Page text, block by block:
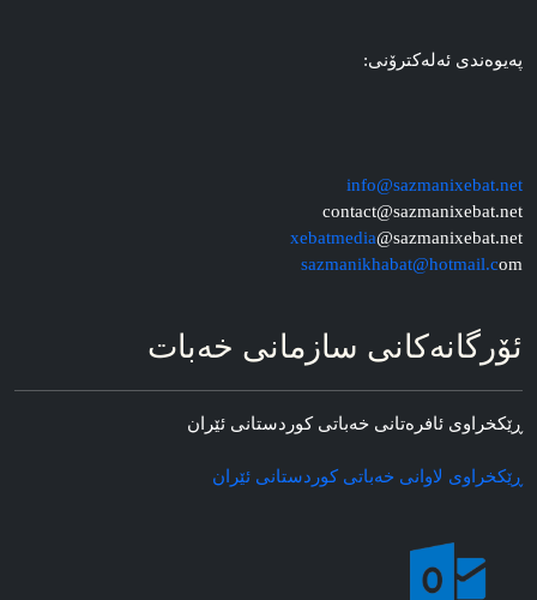
په‌یوه‌ندی ئه‌له‌کترۆنی:
info@sazmanixebat.net
contact@sazmanixebat.net
xebatmedia@sazmanixebat.net
sazmanikhabat@hotmail.com
ئۆرگانه‌کانی سازمانی خه‌بات
ڕێکخراوی ئافره‌تانی خه‌باتی کوردستانی ئێران
ڕێکخراوی لاوانی خه‌باتی کوردستانی ئێران